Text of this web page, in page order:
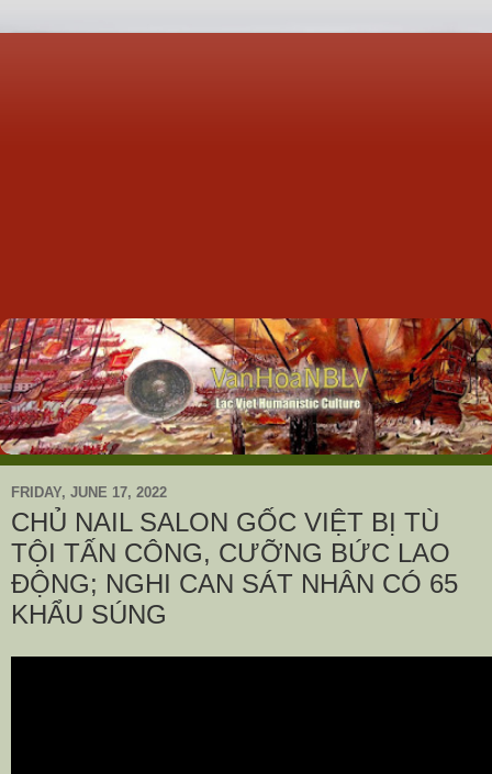
FRIDAY, JUNE 17, 2022
CHỦ NAIL SALON GỐC VIỆT BỊ TÙ
TỘI TẤN CÔNG, CƯỠNG BỨC LAO
ĐỘNG; NGHI CAN SÁT NHÂN CÓ 65
KHẨU SÚNG